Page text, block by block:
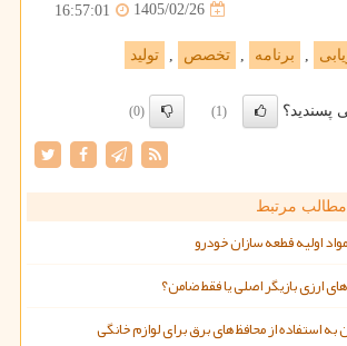
1405/02/26
16:57:01
, برنامه , تخصص , تولید
پسندید؟ (1)
(0)
مطالب مرتبط
اولیه قطعه سازان خودرو
ارزی بازیگر اصلی یا فقط ضامن؟
استفاده از محافظ های برق برای لوازم خانگی